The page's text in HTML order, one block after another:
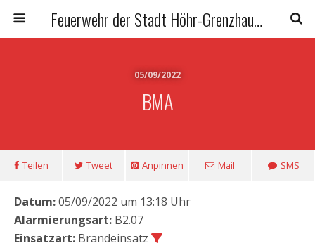
Feuerwehr der Stadt Höhr-Grenzhausen
05/09/2022
BMA
Teilen Tweet Anpinnen Mail SMS
Datum:05/09/2022 um 13:18 Uhr
Alarmierungsart: B2.07
Einsatzart: Brandeinsatz